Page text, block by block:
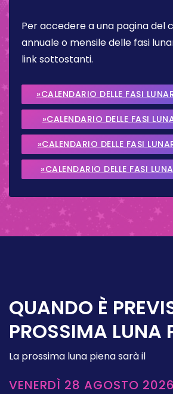
Per accedere a una pagina del
annuale o mensile delle fasi
link sottostanti.
»CALENDARIO DELLE FASI
»CALENDARIO DELLE FASI
2026
»CALENDARIO DELLE FASI
2026
»CALENDARIO DELLE FASI
QUANDO È
PROSSIMA LUNA
La prossima luna piena sarà il
VENERDÌ 28 AGOSTO